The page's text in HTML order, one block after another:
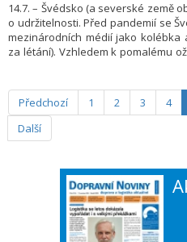
14.7. – Švédsko (a severské země
o udržitelnosti. Před pandemií se
mezinárodních médií jako kolébka
za létání). Vzhledem k pomalému
z cestujících , které se stalo
Mezinárodní unie letecké dopravy
Předchozí 1 2 3 4
Další